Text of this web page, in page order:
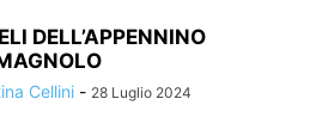
DELL’APPENNINO
Cellini - 28 Luglio 2024